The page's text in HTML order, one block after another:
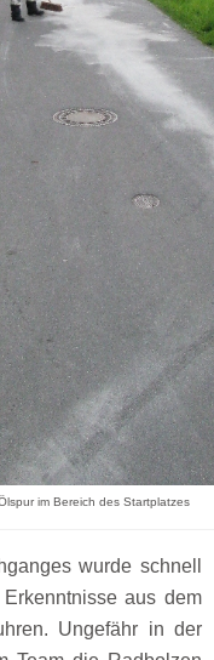
im Bereich des Startplatzes
wurde schnell
aus dem
Ungefähr in der